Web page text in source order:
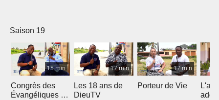
Saison 19
15 min
Congrès des
Évangéliques de
17 min
Les 18 ans de
DieuTV
17 min
Porteur de Vie
ados